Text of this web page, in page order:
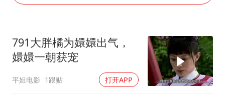
如何把百年大党建设得更加坚强有力
日本籍女网红在韩直播时自杀身亡
太阳表面最高分辨率图像来了
总书记关心百姓身边这些民生大事
791大胖橘为嬛嬛出气，
嬛嬛一朝获宠
平姐电影 1跟贴 打开APP